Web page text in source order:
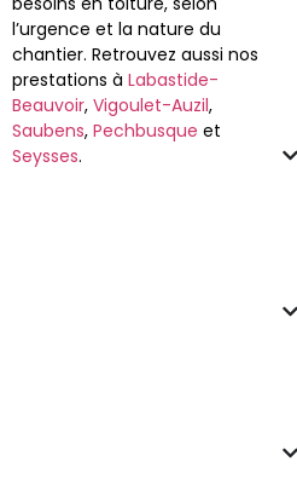
l’urgence et la nature du
chantier. Retrouvez aussi nos
prestations à Labastide-
Beauvoir, Vigoulet-Auzil,
Saubens, Pechbusque et
Seysses.